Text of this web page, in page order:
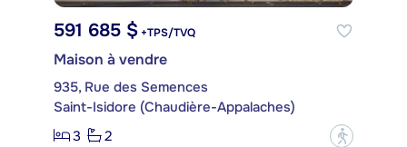
591 685 $ +TPS/TVQ
Maison à vendre
935, Rue des Semences
Saint-Isidore (Chaudière-Appalaches)
3
2 ?